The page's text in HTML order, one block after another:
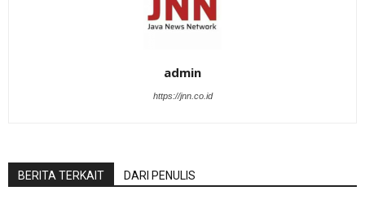
admin
https://jnn.co.id
BERITA TERKAIT DARI PENULIS